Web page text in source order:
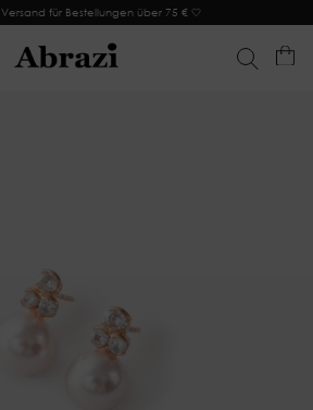
für Bestellungen über 75 € 🤍